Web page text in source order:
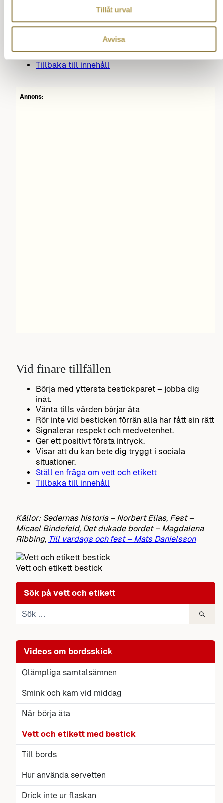
Tillåt urval
Avvisa
Sök på vett och etikett
Videos om bordsskick
Olämpliga samtalsämnen
Smink och kam vid middag
När börja äta
Vett och etikett med bestick
Till bords
Hur använda servetten
Drick inte ur flaskan
Vifta eller peka med bestick i samtal.
Låta armbågarna ta över bordet.
Ställ en fråga om vett och etikett
Tillbaka till innehåll
Annons:
Vid finare tillfällen
Börja med yttersta bestickparet – jobba dig
inåt.
Vänta tills värden börjar äta
Rör inte vid besticken förrän alla har fått sin rätt
Signalerar respekt och medvetenhet.
Ger ett positivt första intryck.
Visar att du kan bete dig tryggt i sociala
situationer.
Ställ en fråga om vett och etikett
Tillbaka till innehåll
Källor: Sedernas historia – Norbert Elias, Fest –
Micael Bindefeld, Det dukade bordet – Magdalena
Ribbing, Till vardags och fest – Mats Danielsson
Vett och etikett bestick